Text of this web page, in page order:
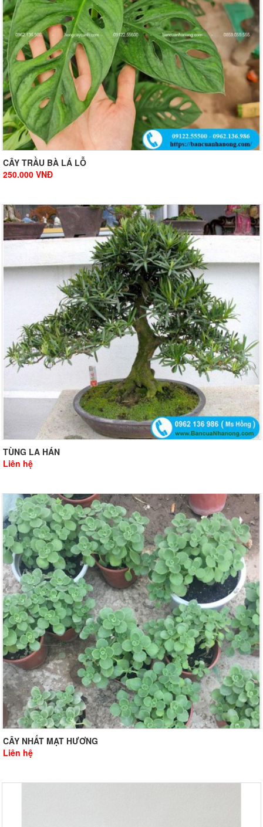
CÂY TRẦU BÀ LÁ LỖ
250.000 VNĐ
TÙNG LA HÁN
Liên hệ
CÂY NHẤT MẠT HƯƠNG
Liên hệ